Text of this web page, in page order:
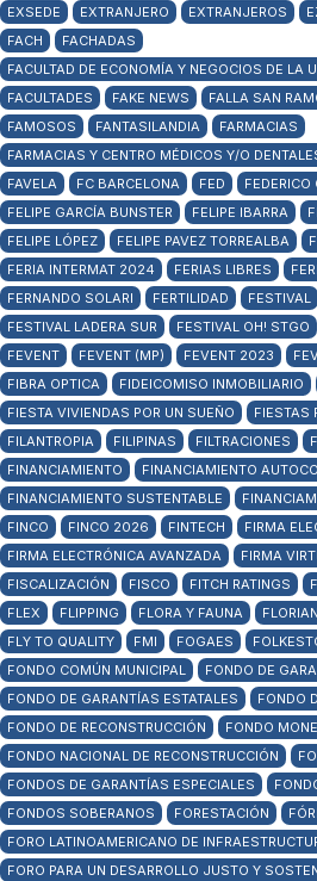
EXSEDE
EXTRANJERO EXTRANJEROS
FACH
FACHADAS
FACULTAD DE ECONOMÍA Y NEGOCIOS DE LA
FACULTADES
FAKE NEWS FALLA SAN
FAMOSOS
FANTASILANDIA
FARMACIAS
FARMACIAS Y CENTRO MÉDICOS Y/O
FAVELA
FC BARCELONA FED FEDERICO
FELIPE GARCÍA BUNSTER
FELIPE IBARRA
FELIPE LÓPEZ
FELIPE PAVEZ TORREALBA
FERIA INTERMAT 2024
FERIAS LIBRES
FERNANDO SOLARI
FERTILIDAD FESTIVAL
FESTIVAL LADERA SUR
FESTIVAL OH! STGO
FEVENT
FEVENT (MP) FEVENT 2023
FIBRA OPTICA
FIDEICOMISO INMOBILIARIO
FIESTA VIVIENDAS POR UN SUEÑO
FIESTAS
FILANTROPIA
FILIPINAS FILTRACIONES
FINANCIAMIENTO
FINANCIAMIENTO
FINANCIAMIENTO SUSTENTABLE
FINCO
FINCO 2026 FINTECH
FIRMA
FIRMA ELECTRÓNICA AVANZADA
FIRMA
FISCALIZACIÓN
FISCO FITCH RATINGS
FLEX
FLIPPING FLORA Y FAUNA
FLY TO QUALITY
FMI FOGAES
FONDO COMÚN MUNICIPAL
FONDO DE
FONDO DE GARANTÍAS ESTATALES
FONDO
FONDO DE RECONSTRUCCIÓN
FONDO
FONDO NACIONAL DE RECONSTRUCCIÓN
FONDOS DE GARANTÍAS ESPECIALES
FONDOS SOBERANOS
FORESTACIÓN
FORO LATINOAMERICANO DE
FORO PARA UN DESARROLLO JUSTO Y